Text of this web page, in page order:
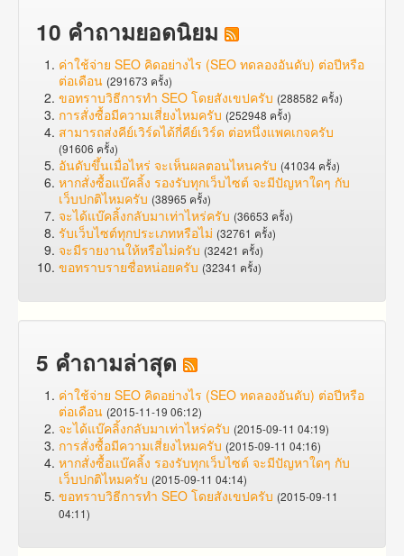
10 คำถามยอดนิยม
ค่าใช้จ่าย SEO คิดอย่างไร (SEO ทดลองอันดับ) ต่อปีหรือ
ต่อเดือน (291673 ครั้ง)
ขอทราบวิธีการทำ SEO โดยสังเขปครับ (288582 ครั้ง)
การสั่งซื้อมีความเสี่ยงไหมครับ (252948 ครั้ง)
สามารถส่งคีย์เวิร์ดได้กี่คีย์เวิร์ด ต่อหนึ่งแพคเกจครับ
(91606 ครั้ง)
อันดับขึ้นเมื่อไหร่ จะเห็นผลตอนไหนครับ (41034 ครั้ง)
หากสั่งซื้อแบ๊คลิ้ง รองรับทุกเว็บไซต์ จะมีปัญหาใดๆ กับ
เว็บปกติไหมครับ (38965 ครั้ง)
จะได้แบ๊คลิ้งกลับมาเท่าไหร่ครับ (36653 ครั้ง)
รับเว็บไซต์ทุกประเภทหรือไม่ (32761 ครั้ง)
จะมีรายงานให้หรือไม่ครับ (32421 ครั้ง)
ขอทราบรายชื่อหน่อยครับ (32341 ครั้ง)
5 คำถามล่าสุด
ค่าใช้จ่าย SEO คิดอย่างไร (SEO ทดลองอันดับ) ต่อปีหรือ
ต่อเดือน (2015-11-19 06:12)
จะได้แบ๊คลิ้งกลับมาเท่าไหร่ครับ (2015-09-11 04:19)
การสั่งซื้อมีความเสี่ยงไหมครับ (2015-09-11 04:16)
หากสั่งซื้อแบ๊คลิ้ง รองรับทุกเว็บไซต์ จะมีปัญหาใดๆ กับ
เว็บปกติไหมครับ (2015-09-11 04:14)
ขอทราบวิธีการทำ SEO โดยสังเขปครับ (2015-09-11
04:11)